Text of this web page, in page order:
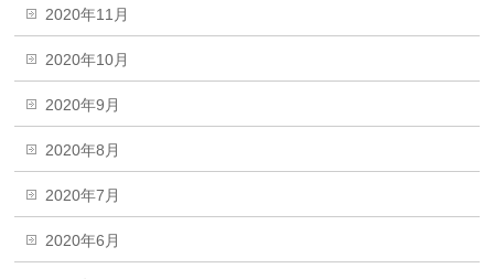
2020年11月
2020年10月
2020年9月
2020年8月
2020年7月
2020年6月